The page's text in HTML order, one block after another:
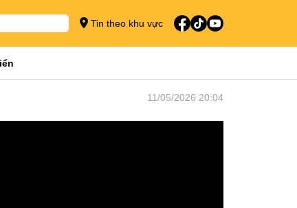
Tin theo khu vực
11/05/2026 20:04